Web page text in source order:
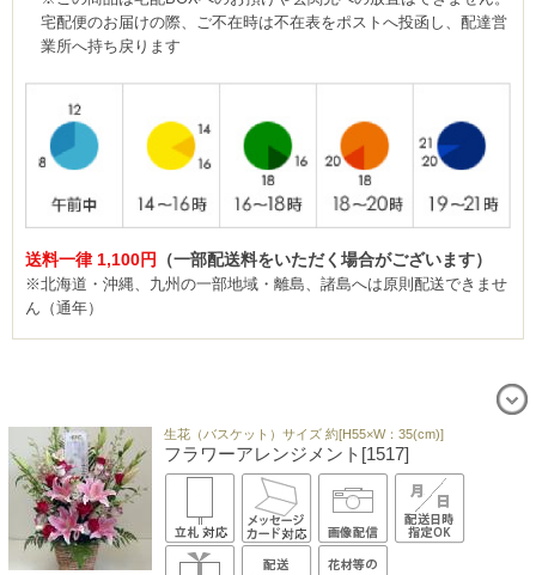
宅配便のお届けの際、ご不在時は不在表をポストへ投函し、配達営
業所へ持ち戻ります
送料一律 1,100円 （一部配送料をいただく場合がございます）
※北海道・沖縄、九州の一部地域・離島、諸島へは原則配送できませ
ん（通年）
生花（バスケット）サイズ 約[H55×W：35(cm)]
フラワーアレンジメント[1517]